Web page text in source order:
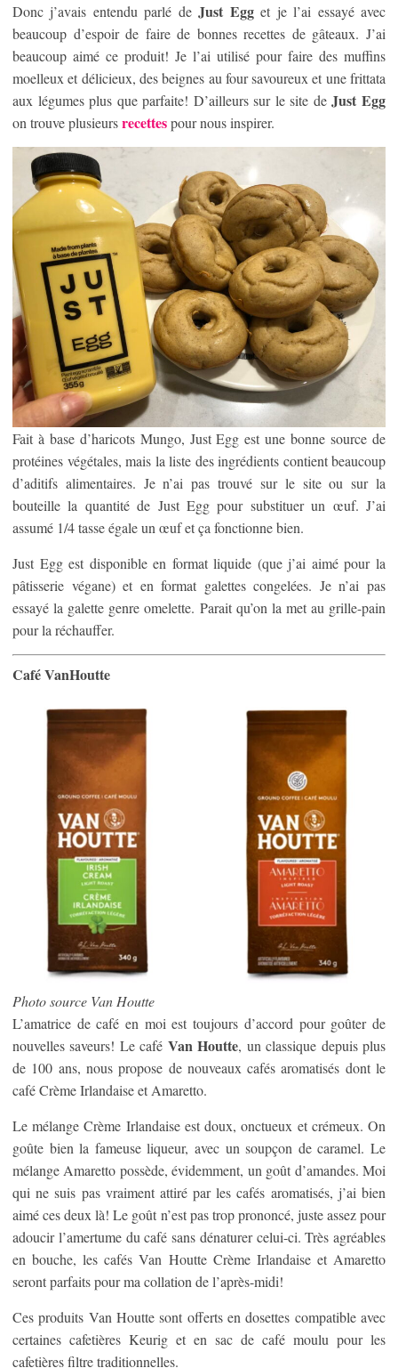
Donc j’avais entendu parlé deJust Egget je l’ai essayé avec
beaucoup d’espoir de faire de bonnes recettes de gâteaux. J’ai
beaucoup aimé ce produit! Je l’ai utilisé pour faire des muffins
moelleux et délicieux, des beignes au four savoureux et une frittata
aux légumes plus que parfaite! D’ailleurs sur le site deJust Egg
on trouve plusieursrecettespour nous inspirer.
Fait à base d’haricots Mungo, Just Egg est une bonne source de
protéines végétales, mais la liste des ingrédients contient beaucoup
d’aditifs alimentaires. Je n’ai pas trouvé sur le site ou sur la
bouteille la quantité de Just Egg pour substituer un œuf. J’ai
assumé 1/4 tasse égale un œuf et ça fonctionne bien.
Just Egg est disponible en format liquide (que j’ai aimé pour la
pâtisserie végane) et en format galettes congelées. Je n’ai pas
essayé la galette genre omelette. Parait qu’on la met au grille-pain
pour la réchauffer.
Café VanHoutte
Photo source Van Houtte
L’amatrice de café en moi est toujours d’accord pour goûter de
nouvelles saveurs! Le café Van Houtte, un classique depuis plus
de 100 ans, nous propose de nouveaux cafés aromatisés dont le
café Crème Irlandaise et Amaretto.
Le mélange Crème Irlandaise est doux, onctueux et crémeux. On
goûte bien la fameuse liqueur, avec un soupçon de caramel. Le
mélange Amaretto possède, évidemment, un goût d’amandes. Moi
qui ne suis pas vraiment attiré par les cafés aromatisés, j’ai bien
aimé ces deux là! Le goût n’est pas trop prononcé, juste assez pour
adoucir l’amertume du café sans dénaturer celui-ci. Très agréables
en bouche, les cafés Van Houtte Crème Irlandaise et Amaretto
seront parfaits pour ma collation de l’après-midi!
Ces produits Van Houtte sont offerts en dosettes compatible avec
certaines cafetières Keurig et en sac de café moulu pour les
cafetières filtre traditionnelles.